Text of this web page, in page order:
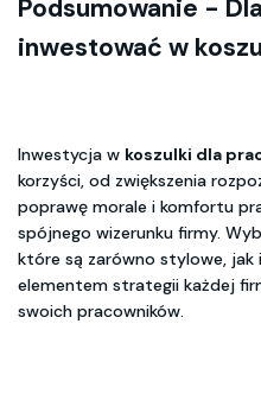
Podsumowanie -
inwestować w
Inwestycja w koszulki dla
korzyści, od zwiększenia
poprawę morale i komfortu
spójnego wizerunku firmy.
które są zarówno stylowe,
elementem strategii każdej
swoich pracowników.